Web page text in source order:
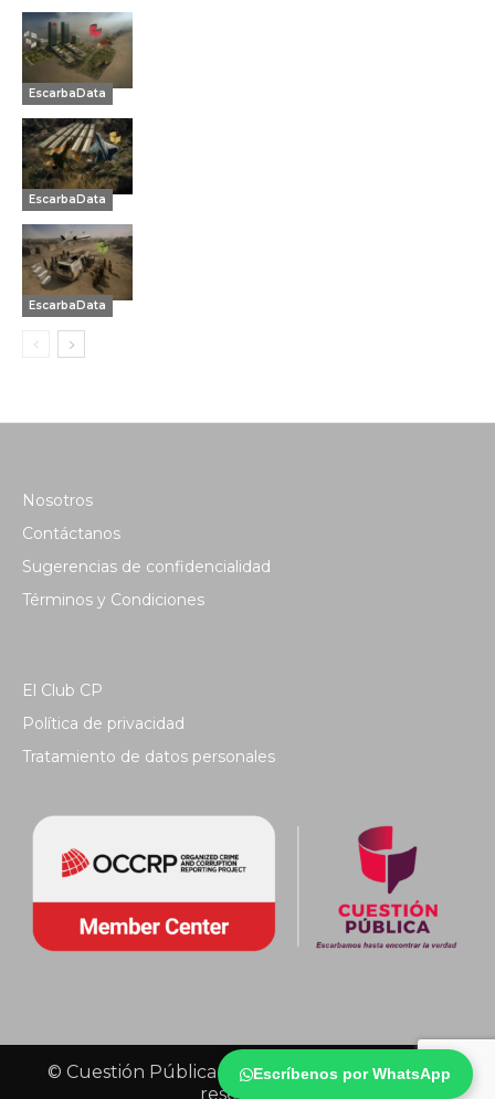
Escríbenos por WhatsApp
EscarbaData
EscarbaData
EscarbaData
Nosotros
Contáctanos
Sugerencias de confidencialidad
Términos y Condiciones
El Club CP
Política de privacidad
Tratamiento de datos personales
© Cuestión Pública 2018 - Todos los derechos
reservados